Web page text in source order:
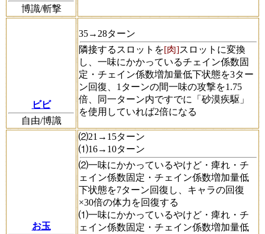
博識/斬撃
ビビ
自由/博識
35→28ターン
隣接するスロットを[肉]スロットに変換
し、一味にかかっているチェイン係数固
定・チェイン係数増加量低下状態を3ター
ン回復、1ターンの間一味の攻撃を1.75
倍、同一ターン内ですでに「砂漠疾駆」
を使用していれば2倍になる
お玉
⑵21→15ターン
⑴16→10ターン
⑵一味にかかっているやけど・痺れ・チ
ェイン係数固定・チェイン係数増加量低
下状態を7ターン回復し、キャラの回復
×30倍の体力を回復する
⑴一味にかかっているやけど・痺れ・チ
ェイン係数固定・チェイン係数増加量低